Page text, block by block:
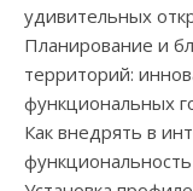
удивительных
Планирование и
территорий:
функциональных
Как внедрять в